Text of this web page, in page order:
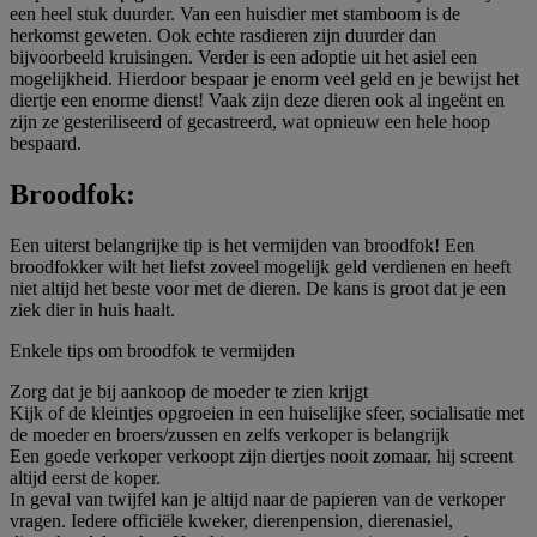
een heel stuk duurder. Van een huisdier met stamboom is de
herkomst geweten. Ook echte rasdieren zijn duurder dan
bijvoorbeeld kruisingen. Verder is een adoptie uit het asiel een
mogelijkheid. Hierdoor bespaar je enorm veel geld en je bewijst het
diertje een enorme dienst! Vaak zijn deze dieren ook al ingeënt en
zijn ze gesteriliseerd of gecastreerd, wat opnieuw een hele hoop
bespaard.
Broodfok:
Een uiterst belangrijke tip is het vermijden van broodfok! Een
broodfokker wilt het liefst zoveel mogelijk geld verdienen en heeft
niet altijd het beste voor met de dieren. De kans is groot dat je een
ziek dier in huis haalt.
Enkele tips om broodfok te vermijden
Zorg dat je bij aankoop de moeder te zien krijgt
Kijk of de kleintjes opgroeien in een huiselijke sfeer, socialisatie met
de moeder en broers/zussen en zelfs verkoper is belangrijk
Een goede verkoper verkoopt zijn diertjes nooit zomaar, hij screent
altijd eerst de koper.
In geval van twijfel kan je altijd naar de papieren van de verkoper
vragen. Iedere officiële kweker, dierenpension, dierenasiel,